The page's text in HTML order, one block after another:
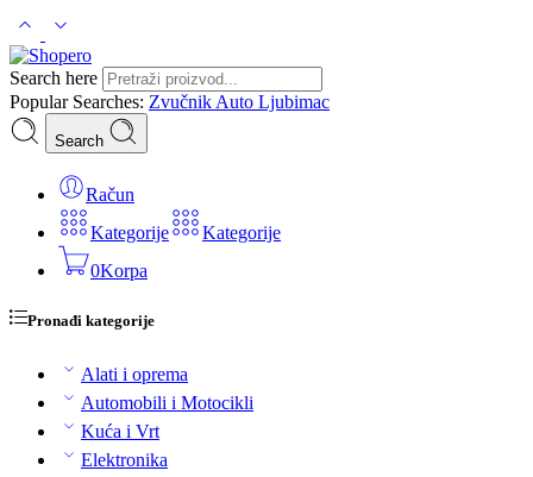
Search here
Popular Searches: Zvučnik Auto Ljubimac
Search
Račun
Kategorije
Kategorije
0Korpa
Pronađi kategorije
Alati i oprema
Automobili i Motocikli
Kuća i Vrt
Elektronika